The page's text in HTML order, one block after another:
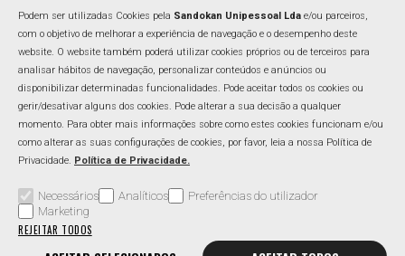
Instalação
Assistência Técnica
Reabastecimento
REDES SOCIAIS
Facebook
Linkedin
Área ReservadaPerguntas Frequentes
Política de Privacidade
Livro de Reclamações
Canal de DenúnciasGerir Cookies
Podem ser utilizadas Cookies pela Sandokan Unipessoal Lda e/ou parceiros,
com o objetivo de melhorar a experiência de navegação e o desempenho deste
website. O website também poderá utilizar cookies próprios ou de terceiros para
analisar hábitos de navegação, personalizar conteúdos e anúncios ou
disponibilizar determinadas funcionalidades. Pode aceitar todos os cookies ou
gerir/desativar alguns dos cookies. Pode alterar a sua decisão a qualquer
momento. Para obter mais informações sobre como estes cookies funcionam e/ou
como alterar as suas configurações de cookies, por favor, leia a nossa Política de
Privacidade. Política de Privacidade.
Necessários Analíticos
Preferências do utilizador
Marketing
REJEITAR TODOS